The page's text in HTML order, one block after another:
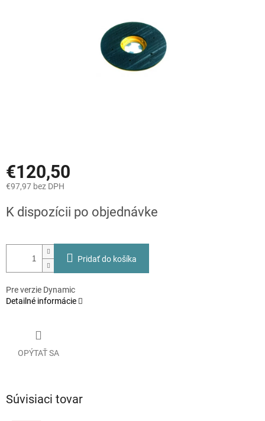
€120,50
€97,97 bez DPH
cena:
K dispozícii po objednávke
Pridať do košíka
Pre verzie Dynamic
Detailné informácie
OPÝTAŤ SA
Súvisiaci tovar